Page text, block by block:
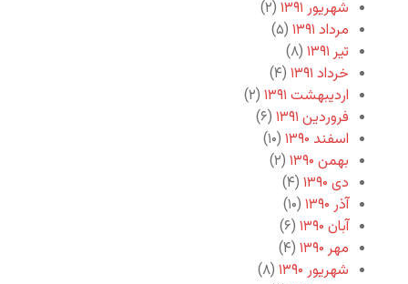
شهریور ۱۳۹۱
(۲)
مرداد ۱۳۹۱
(۵)
تیر ۱۳۹۱
(۸)
خرداد ۱۳۹۱
(۴)
اردیبهشت ۱۳۹۱
(۲)
فروردین ۱۳۹۱
(۶)
اسفند ۱۳۹۰
(۱۰)
بهمن ۱۳۹۰
(۲)
دی ۱۳۹۰
(۴)
آذر ۱۳۹۰
(۱۰)
آبان ۱۳۹۰
(۶)
مهر ۱۳۹۰
(۴)
شهریور ۱۳۹۰
(۸)